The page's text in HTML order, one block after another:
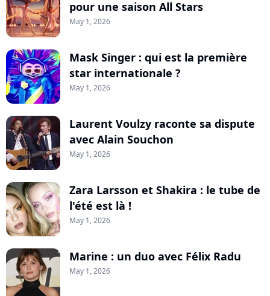
pour une saison All Stars
May 1, 2026
Mask Singer : qui est la première
star internationale ?
May 1, 2026
Laurent Voulzy raconte sa dispute
avec Alain Souchon
May 1, 2026
Zara Larsson et Shakira : le tube de
l'été est là !
May 1, 2026
Marine : un duo avec Félix Radu
May 1, 2026